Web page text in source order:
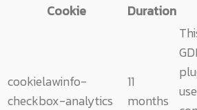
Cookie
Duration
cookielawinfo-
checkbox-analytics
11
months